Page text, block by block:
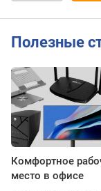
Полезные
Комфортное
место в офисе